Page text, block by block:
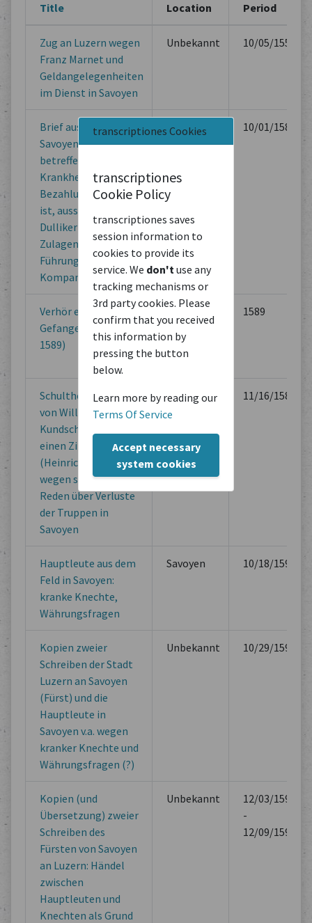
transcriptiones Cookies
transcriptiones
Cookie Policy
transcriptiones saves
session information to
cookies to provide its
service. We don'tuse any
tracking mechanisms or
3rd party cookies. Please
confirm that you received
this information by
pressing the button
below.
Learn more by reading our
Terms Of Service
Accept necessary
system cookies
Title
Location
Period
Zug an Luzern wegen
Franz Marnet und
Geldangelegenheiten
im Dienst in Savoyen
Unbekannt 10/05/1559
Brief aus dem Feld in
Savoyen, u.a.
betreffend
Krankheiten und
Bezahlung (die gut
ist, ausser dass
Dulliker keine
Zulagen für die
Führung der 5
Kompanien erhält)
Savoyen 10/01/1582
Verhör ettlicher
Gefangener (Savoyen
1589)
Unbekannt 1589
Schultheis und Rat
von Willisau:
Kundschaft gegen
einen Zimmerman
(Heinrich Schweizer)
wegen schandlichen
Reden über Verluste
der Truppen in
Savoyen
Unbekannt 11/16/1589
Hauptleute aus dem
Feld in Savoyen:
kranke Knechte,
Währungsfragen
Savoyen 10/18/1593
Kopien zweier
Schreiben der Stadt
Luzern an Savoyen
(Fürst) und die
Hauptleute in
Savoyen v.a. wegen
kranker Knechte und
Währungsfragen (?)
Unbekannt 10/29/1593
Kopien (und
Übersetzung) zweier
Schreiben des
Fürsten von Savoyen
an Luzern: Händel
zwischen
Hauptleuten und
Knechten als Grund
Unbekannt
12/03/1593
-
12/09/1593